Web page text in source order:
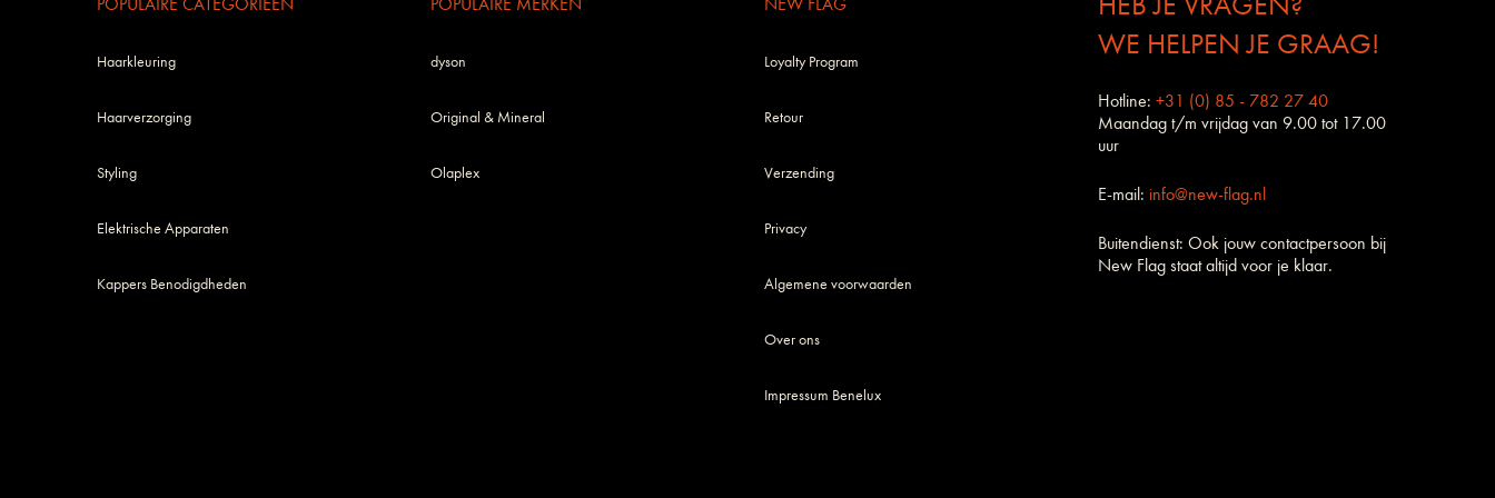
Haarkleuring
Haarverzorging
Styling
Elektrische Apparaten
Kappers Benodigdheden
dyson
Original & Mineral
Olaplex
Loyalty Program
Retour
Verzending
Privacy
Algemene voorwaarden
Over ons
Impressum Benelux
WE HELPEN JE GRAAG!
Hotline: +31 (0) 85 - 782 27 40
Maandag t/m vrijdag van 9.00 tot 17.00
uur
E-mail: info@new-flag.nl
Buitendienst: Ook jouw contactpersoon bij
New Flag staat altijd voor je klaar.